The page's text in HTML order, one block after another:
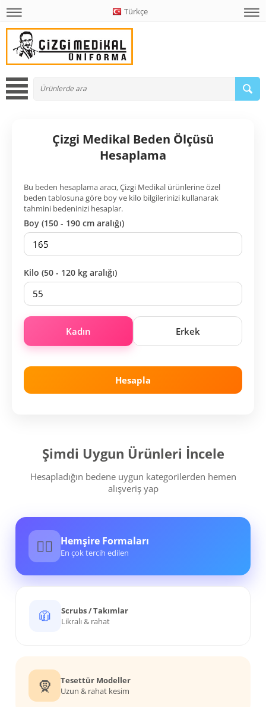
Türkçe
Çizgi Medikal Beden Ölçüsü
Hesaplama
Bu beden hesaplama aracı, Çizgi Medikal ürünlerine özel
beden tablosuna göre boy ve kilo bilgilerinizi kullanarak
tahmini bedeninizi hesaplar.
Boy (150 - 190 cm aralığı)
Kilo (50 - 120 kg aralığı)
Kadın Erkek
Hesapla
Şimdi Uygun Ürünleri İncele
Hesapladığın bedene uygun kategorilerden hemen
alışveriş yap
👩‍⚕️ Hemşire Formaları
En çok tercih edilen
🧥
Scrubs / Takımlar
Likralı & rahat
🧕
Tesettür Modeller
Uzun & rahat kesim